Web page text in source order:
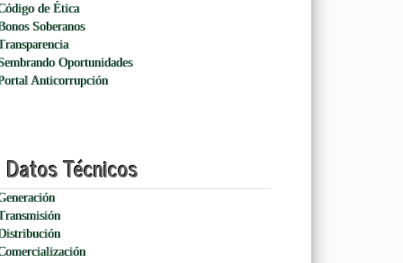
de Ética
Soberanos
Oportunidades
Anticorrupción
Datos Técnicos